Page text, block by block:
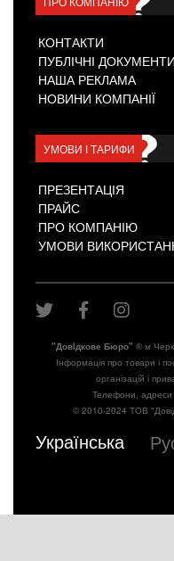
КОНТАКТИ
ПУБЛІЧНІ ДОКУМЕНТИ
НАША РЕКЛАМА
НОВИНИ КОМПАНІЇ
УМОВИ І ТАРИФИ
ПРЕЗЕНТАЦІЯ
ПРАЙС
ПРО КОМПАНІЮ
УМОВИ
"Довiдкове Бюро"® м
Інформація про товари і
організацій і
Телефони, адреси
© 2010-2024 ТОВ
Українська